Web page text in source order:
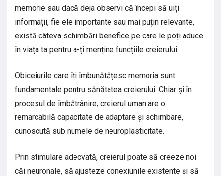
memorie sau dacă deja observi că începi să uiți
informații, fie ele importante sau mai puțin relevante,
există câteva schimbări benefice pe care le poți aduce
în viața ta pentru a-ți menține funcțiile creierului.
Obiceiurile care îți îmbunătățesc memoria sunt
fundamentale pentru sănătatea creierului. Chiar și în
procesul de îmbătrânire, creierul uman are o
remarcabilă capacitate de adaptare și schimbare,
cunoscută sub numele de neuroplasticitate.
Prin stimulare adecvată, creierul poate să creeze noi
căi neuronale, să ajusteze conexiunile existente și să